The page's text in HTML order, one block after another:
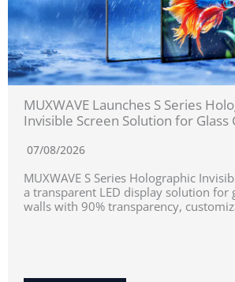
MUXWAVE Launches S Series
Invisible Screen Solution for Glass
07/08/2026
MUXWAVE S Series Holographic
a transparent LED display solution for
walls with 90% transparency,